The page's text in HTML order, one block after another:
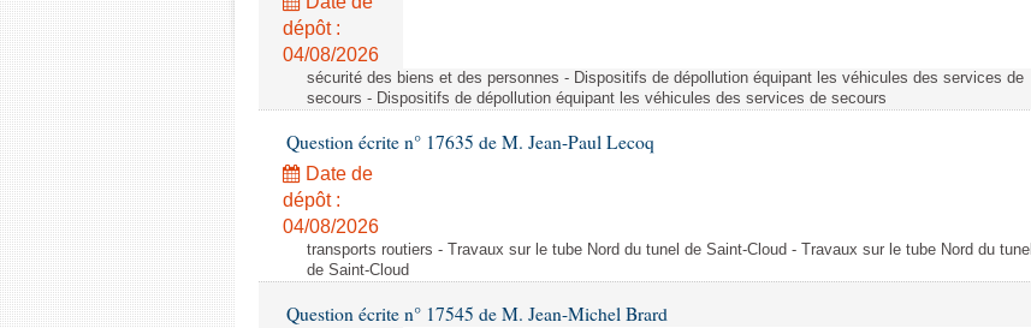
dépôt :
04/08/2026
sécurité des biens et des personnes - Dispositifs de dépollution équipant les véhicules des services de
secours - Dispositifs de dépollution équipant les véhicules des services de secours
Question écrite n° 17635 de M. Jean-Paul Lecoq
Date de
dépôt :
04/08/2026
transports routiers - Travaux sur le tube Nord du tunel de Saint-Cloud - Travaux sur le tube Nord du tunel
de Saint-Cloud
Question écrite n° 17545 de M. Jean-Michel Brard